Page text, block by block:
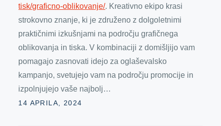
tisk/graficno-oblikovanje/. Kreativno ekipo krasi
strokovno znanje, ki je združeno z dolgoletnimi
praktičnimi izkušnjami na področju grafičnega
oblikovanja in tiska. V kombinaciji z domišljijo vam
pomagajo zasnovati idejo za oglaševalsko
kampanjo, svetujejo vam na področju promocije in
izpolnjujejo vaše najbolj…
Posted
14 APRILA, 2024